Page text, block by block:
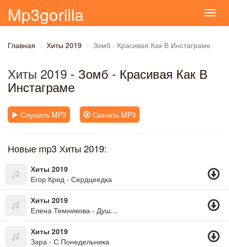
Mp3gorilla
Главная Хиты 2019 Зомб - Красивая Как В Инстаграме
Хиты 2019 - Зомб - Красивая Как В
Инстаграме
Слушать MP3 Скачать MP3
Новые mp3 Хиты 2019:
Хиты 2019
Егор Крид - Сердцеедка
Хиты 2019
Елена Темникова - Душит Ювелирка
Хиты 2019
Зара - С Понедельника